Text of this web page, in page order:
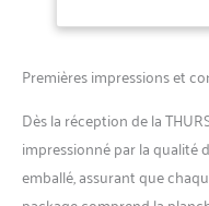
Premières impressions et
Dès la réception de la
impressionné par la qualité
emballé, assurant que